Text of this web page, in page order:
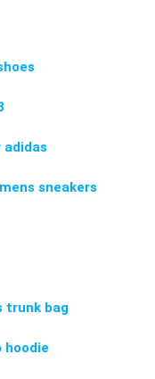
adidas
sneakers
trunk bag
hoodie